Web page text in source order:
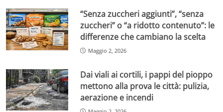
“Senza zuccheri aggiunti”, “senza
zuccheri” o “a ridotto contenuto”: le
differenze che cambiano la scelta
Maggio 2, 2026
Dai viali ai cortili, i pappi del pioppo
mettono alla prova le città: pulizia,
aerazione e incendi